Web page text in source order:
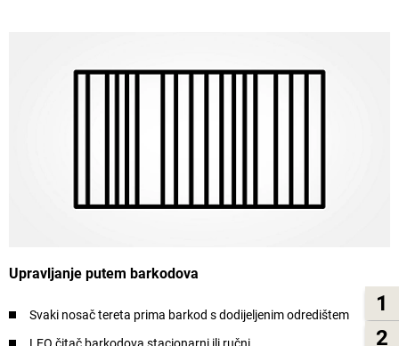
1
2
Upravljanje putem barkodova
Svaki nosač tereta prima barkod s dodijeljenim odredištem
LEO čitač barkodova stacionarni ili ručni